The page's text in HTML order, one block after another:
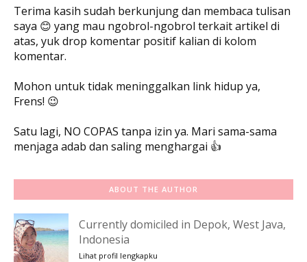
Terima kasih sudah berkunjung dan membaca tulisan
saya 😊 yang mau ngobrol-ngobrol terkait artikel di
atas, yuk drop komentar positif kalian di kolom
komentar.
Mohon untuk tidak meninggalkan link hidup ya,
Frens! 😉
Satu lagi, NO COPAS tanpa izin ya. Mari sama-sama
menjaga adab dan saling menghargai 👍
ABOUT THE AUTHOR
Currently domiciled in Depok, West Java,
Indonesia
Lihat profil lengkapku